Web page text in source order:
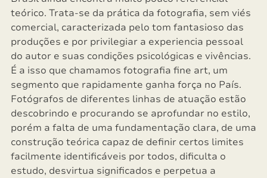
teórico. Trata-se da prática da fotografia, sem viés
comercial, caracterizada pelo tom fantasioso das
produções e por privilegiar a experiencia pessoal
do autor e suas condições psicológicas e vivências.
É a isso que chamamos fotografia fine art, um
segmento que rapidamente ganha força no País.
Fotógrafos de diferentes linhas de atuação estão
descobrindo e procurando se aprofundar no estilo,
porém a falta de uma fundamentação clara, de uma
construção teórica capaz de definir certos limites
facilmente identificáveis por todos, dificulta o
estudo, desvirtua significados e perpetua a